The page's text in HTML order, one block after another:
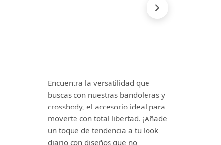
Encuentra la versatilidad que
buscas con nuestras bandoleras y
crossbody, el accesorio ideal para
moverte con total libertad. ¡Añade
un toque de tendencia a tu look
diario con diseños que no